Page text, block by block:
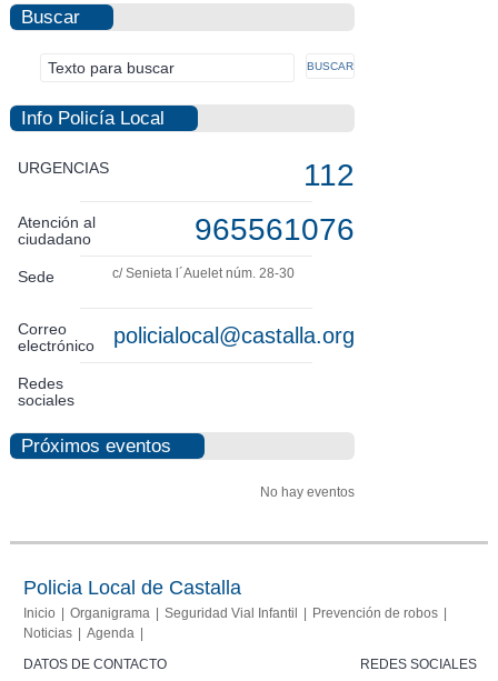
Buscar
Info Policía Local
URGENCIAS 112
Atención al
ciudadano
965561076
Sede c/ Senieta l´Auelet núm. 28-30
Correo
electrónico
policialocal@castalla.org
Redes
sociales
Próximos eventos
No hay eventos
Policia Local de Castalla
Inicio Organigrama Seguridad Vial Infantil
Prevención de robos
Noticias
Agenda
DATOS DE CONTACTO
REDES SOCIALES